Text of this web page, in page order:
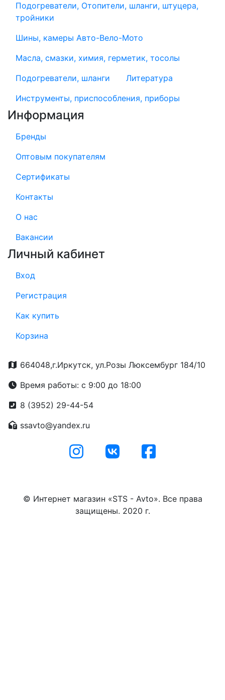
Подогреватели, Отопители, шланги, штуцера,
тройники
Шины, камеры Авто-Вело-Мото
Масла, смазки, химия, герметик, тосолы
Подогреватели, шланги
Литература
Инструменты, приспособления, приборы
Информация
Бренды
Оптовым покупателям
Сертификаты
Контакты
О нас
Вакансии
Личный кабинет
Вход
Регистрация
Как купить
Корзина
664048,г.Иркутск, ул.Розы Люксембург 184/10
Время работы: с 9:00 до 18:00
8 (3952) 29-44-54
ssavto@yandex.ru
© Интернет магазин «STS - Avto». Все права
защищены. 2020 г.